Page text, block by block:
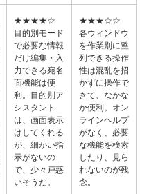
★★★★☆
目的別モード
で必要な情報
だけ編集・入
力できる宛名
面機能は便
利。目的別ア
シスタント
は、画面表示
はしてくれる
が、細かい指
示がないの
で、少々戸惑
いそうだ。
★★★☆☆
各ウィンドウ
を作業別に整
列できる操作
性は混乱を招
かずに操作で
きて、なかな
か便利。オン
ラインヘルプ
がなく、必要
な機能を検索
したり、見ら
れないのが残
念。